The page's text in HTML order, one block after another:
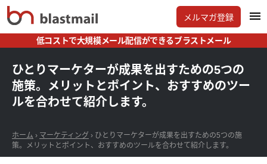
メルマガ登録
低コストで大規模メール配信ができるブラストメール
ひとりマーケターが成果を出すための5つの
施策。メリットとポイント、おすすめのツー
ルを合わせて紹介します。
ホーム › マーケティング › ひとりマーケターが成果を出すための5つの施
策。メリットとポイント、おすすめのツールを合わせて紹介します。